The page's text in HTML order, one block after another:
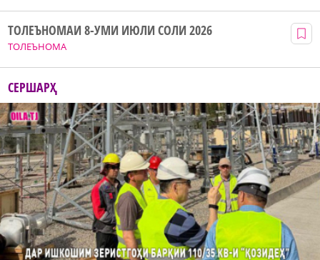
ТОЛЕЪНОМА
ТОЛЕЪНОМАИ 8-УМИ ИЮЛИ СОЛИ 2026
СЕРШАРҲ